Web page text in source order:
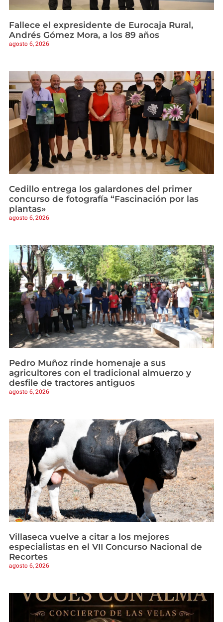
Fallece el expresidente de Eurocaja Rural,
Andrés Gómez Mora, a los 89 años
agosto 6, 2026
Cedillo entrega los galardones del primer
concurso de fotografía “Fascinación por las
plantas»
agosto 6, 2026
Pedro Muñoz rinde homenaje a sus
agricultores con el tradicional almuerzo y
desfile de tractores antiguos
agosto 6, 2026
Villaseca vuelve a citar a los mejores
especialistas en el VII Concurso Nacional de
Recortes
agosto 6, 2026